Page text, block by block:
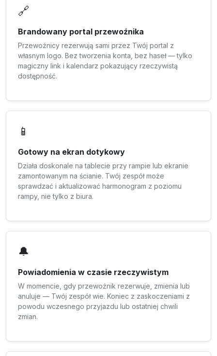
🔗
Brandowany portal przewoźnika
Przewoźnicy rezerwują sami przez Twój portal z
własnym logo. Bez tworzenia konta, bez haseł — tylko
magiczny link i kalendarz pokazujący rzeczywistą
dostępność.
📱
Gotowy na ekran dotykowy
Działa doskonale na tablecie przy rampie lub ekranie
zamontowanym na ścianie. Twój zespół może
sprawdzać i aktualizować harmonogram z poziomu
rampy, nie tylko z biura.
🔔
Powiadomienia w czasie rzeczywistym
W momencie, gdy przewoźnik rezerwuje, zmienia lub
anuluje — Twój zespół wie. Koniec z zaskoczeniami z
powodu wczesnego przyjazdu lub ostatniej chwili
zmian.